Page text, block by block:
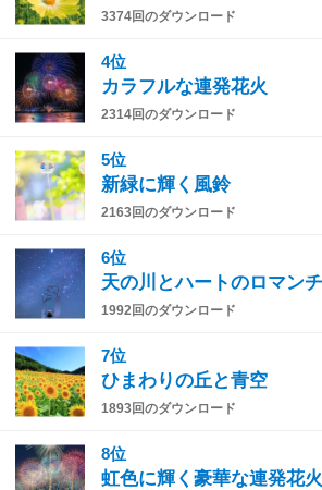
3374回のダウンロード
4位
カラフルな連発花火
2314回のダウンロード
5位
新緑に輝く風鈴
2163回のダウンロード
6位
天の川とハートのロマン
1992回のダウンロード
7位
ひまわりの丘と青空
1893回のダウンロード
8位
虹色に輝く豪華な連発花火